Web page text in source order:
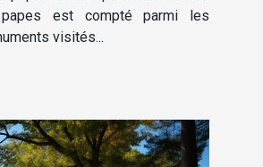
est compté parmi les
visités...